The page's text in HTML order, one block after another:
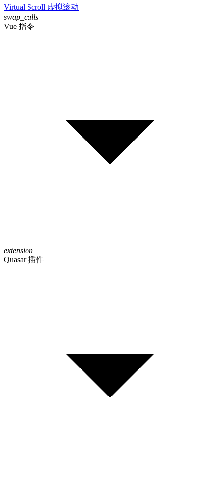
Virtual Scroll 虚拟滚动
swap_calls
Vue 指令
extension
Quasar 插件